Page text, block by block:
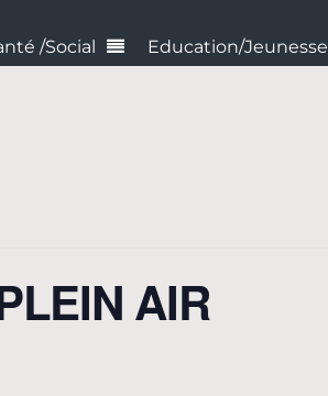
/Social Education/Jeunesse
AIR